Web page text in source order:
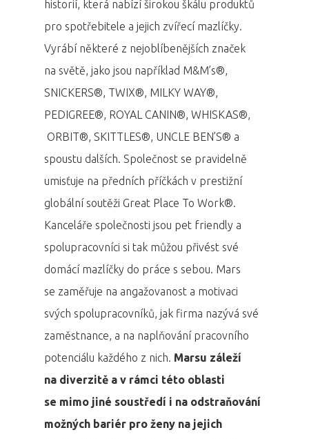
historií, která nabízí širokou škálu produktů
pro spotřebitele a jejich zvířecí mazlíčky.
Vyrábí některé z nejoblíbenějších značek
na světě, jako jsou například M&M’s®,
SNICKERS®, TWIX®, MILKY WAY®,
PEDIGREE®, ROYAL CANIN®, WHISKAS®,
ORBIT®, SKITTLES®, UNCLE BEN’S® a
spoustu dalších. Společnost se pravidelně
umisťuje na předních příčkách v prestižní
globální soutěži Great Place To Work®.
Kanceláře společnosti jsou pet friendly a
spolupracovníci si tak můžou přivést své
domácí mazlíčky do práce s sebou. Mars
se zaměřuje na angažovanost a motivaci
svých spolupracovníků, jak firma nazývá své
zaměstnance, a na naplňování pracovního
potenciálu každého z nich. Marsu záleží
na diverzitě a v rámci této oblasti
se mimo jiné soustředí i na odstraňování
možných bariér pro ženy na jejich